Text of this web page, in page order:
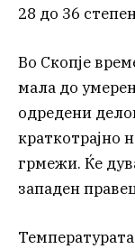
28 до 36
Во Скопје
мала до
одредени
краткотрајно
грмежи. Ќе
западен